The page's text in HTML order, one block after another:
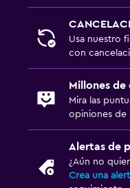
Usa nuestro
con
Millones de
Mira las
opiniones de
Alertas de
¿Aún no
Crea una